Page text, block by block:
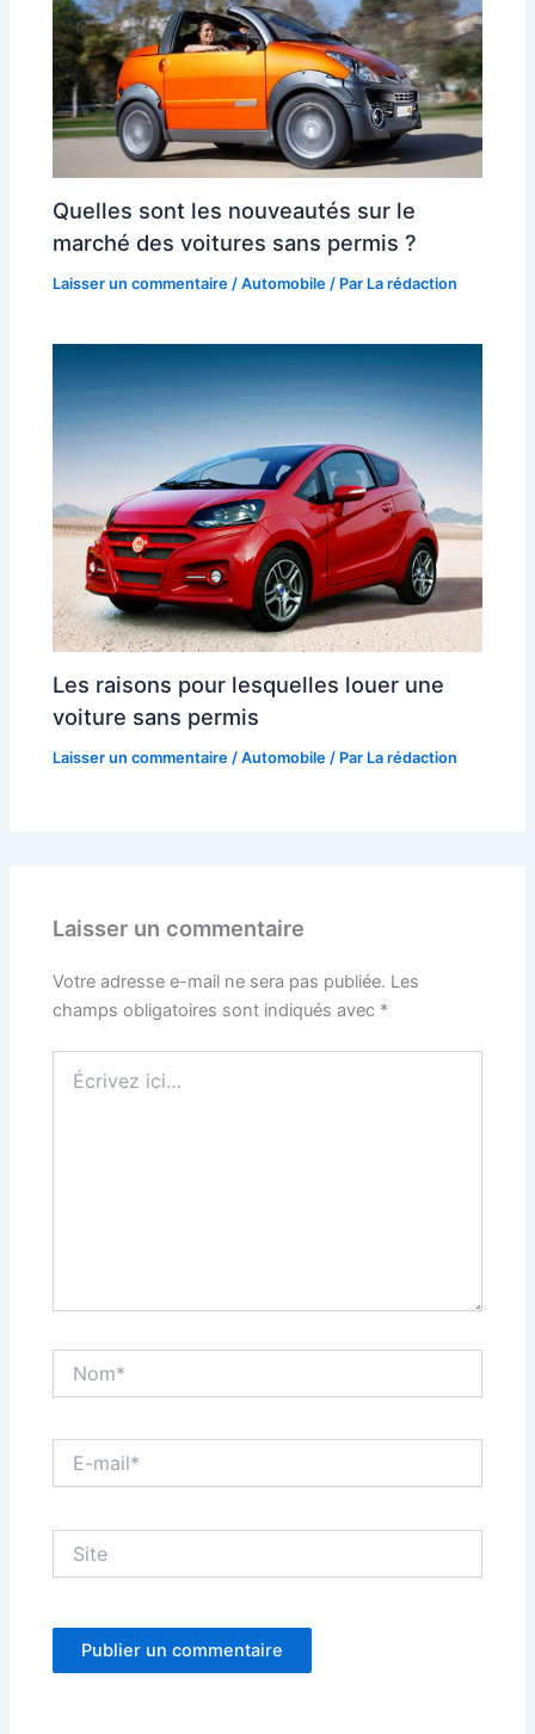
Quelles sont les nouveautés sur le
marché des voitures sans permis ?
Laisser un commentaire /Automobile / Par La rédaction
Les raisons pour lesquelles louer une
voiture sans permis
Laisser un commentaire /Automobile / Par La rédaction
Laisser un commentaire
Votre adresse e-mail ne sera pas publiée. Les
champs obligatoires sont indiqués avec *
ici…
mail*